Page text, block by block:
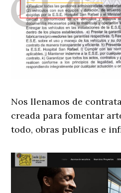
Nos llenamos de
creada para fomentar
todo, obras publicas e